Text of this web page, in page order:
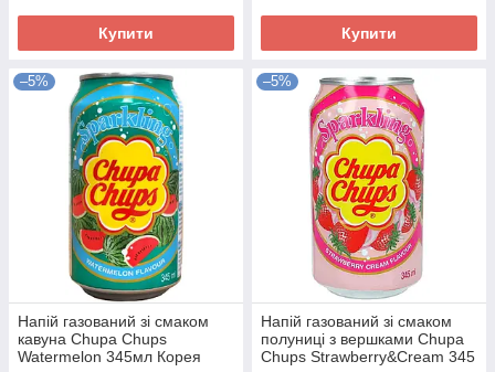
Купити Купити
–5%
Напій газований зі смаком
кавуна Chupa Chups
Watermelon 345мл Корея
–5%
Напій газований зі смаком
полуниці з вершками Chupa
Chups Strawberry&Cream 345